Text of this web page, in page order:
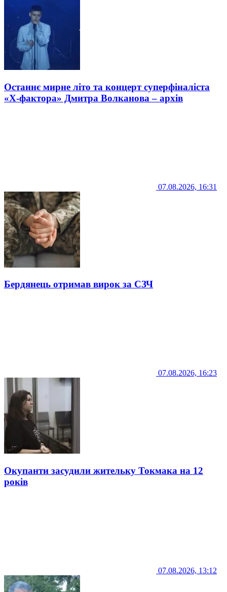
Останнє мирне літо та концерт суперфіналіста
«Х-фактора» Дмитра Волканова – архів
07.08.2026, 16:31
Бердянець отримав вирок за СЗЧ
07.08.2026, 16:23
Окупанти засудили жительку Токмака на 12
років
07.08.2026, 13:12